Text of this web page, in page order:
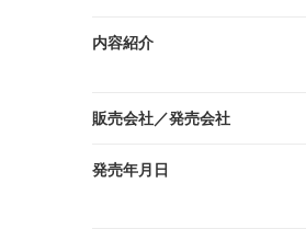
内容紹介
販売会社／発売会社
発売年月日